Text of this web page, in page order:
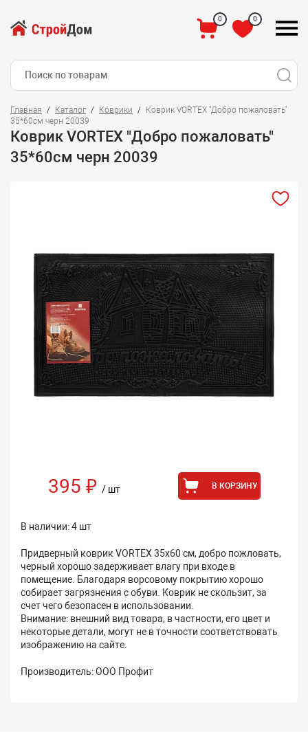
0 0
Главная Каталог Коврики
Коврик VORTEX "Добро пожаловать"
35*60см черн 20039
Коврик VORTEX "Добро пожаловать"
35*60см черн 20039
395 ₽ / шт В КОРЗИНУ
В наличии: 4 шт
Придверный коврик VORTEX 35х60 см, добро пожловать,
черный хорошо задерживает влагу при входе в
помещение. Благодаря ворсовому покрытию хорошо
собирает загрязнения с обуви. Коврик не скользит, за
счет чего безопасен в использовании.
Внимание: внешний вид товара, в частности, его цвет и
некоторые детали, могут не в точности соответствовать
изображению на сайте.
Производитель: ООО Профит